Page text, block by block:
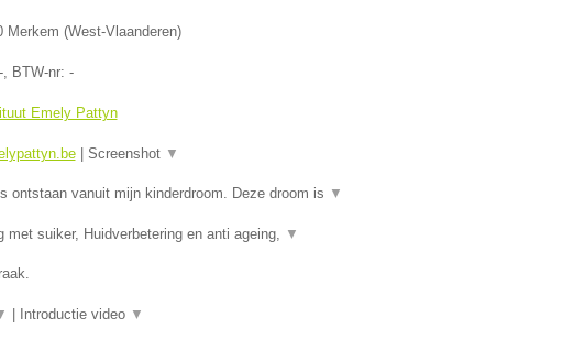
Merkem (West-Vlaanderen)
-, BTW-nr: -
Emely Pattyn
| Screenshot ▼
ontstaan vanuit mijn kinderdroom. Deze droom is ▼
met suiker, Huidverbetering en anti ageing, ▼
Introductie video ▼